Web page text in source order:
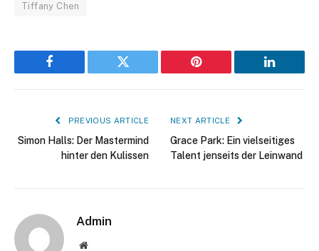
Tiffany Chen
Facebook Twitter Pinterest LinkedIn
PREVIOUS ARTICLE
Simon Halls: Der Mastermind
hinter den Kulissen
NEXT ARTICLE
Grace Park: Ein vielseitiges
Talent jenseits der Leinwand
Admin
Website